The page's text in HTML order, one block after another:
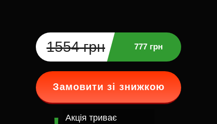
1554 грн 777 грн
Замовити зі знижкою
Акція триває